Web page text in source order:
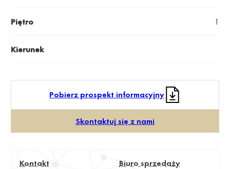
Piętro 1
Kierunek
Pobierz prospekt informacyjny
Skontaktuj się z nami
Kontakt
Biuro sprzedaży